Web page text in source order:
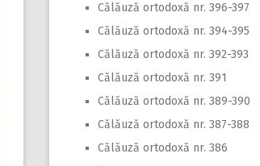
Călăuză ortodoxă nr. 396-397
Călăuză ortodoxă nr. 394-395
Călăuză ortodoxă nr. 392-393
Călăuză ortodoxă nr. 391
Călăuză ortodoxă nr. 389-390
Călăuză ortodoxă nr. 387-388
Călăuză ortodoxă nr. 386